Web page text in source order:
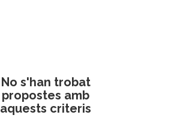
No s'han trobat
propostes amb
aquests criteris